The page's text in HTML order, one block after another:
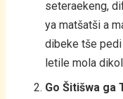
seteraekeng,
ya matšatši a
dibeke tše
letile mola
Go Šitišwa ga